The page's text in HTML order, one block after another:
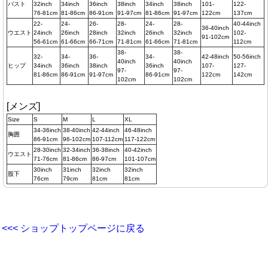
バスト
32inch
76-81cm
34inch
81-86cm
36inch
86-91cm
38inch
91-97cm
34inch
81-86cm
38inch
91-97cm
101-
122cm
122-
137cm
ウエスト
22-
24inch
56-61cm
24-
26inch
61-66cm
26-
28inch
66-71cm
28-
32inch
71-81cm
24-
26inch
61-66cm
28-
32inch
71-81cm
36-40inch
91-102cm
40-44inch
102-
112cm
ヒップ
32-
34inch
81-86cm
34-
36inch
86-91cm
36-
38inch
91-97cm
38-
40inch
97-
102cm
34-
36inch
86-91cm
38-
40inch
97-
102cm
42-48inch
107-
122cm
50-56inch
127-
142cm
[メンズ]
Size S M L XL
胸囲
34-36inch
86-91cm
38-40inch
96-102cm
42-44inch
107-112cm
46-48inch
117-122cm
ウエスト
28-30inch
71-76cm
32-34inch
81-86cm
36-38inch
86-97cm
40-42inch
101-107cm
股下
30inch
76cm
31inch
79cm
32inch
81cm
32inch
81cm
<<< ショップトップページに戻る